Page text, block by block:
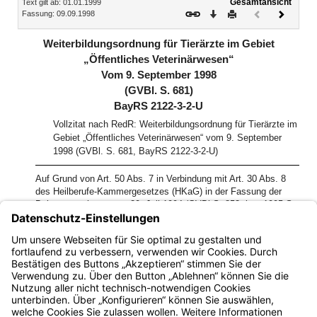
Text gilt ab: 01.01.1999
Fassung: 09.09.1998
Download
DruckenVorheriges
Weiterbildungsordnung für Tierärzte im Gebiet
„Öffentliches Veterinärwesen“
Vom 9. September 1998
(GVBl. S. 681)
BayRS 2122-3-2-U
Vollzitat nach RedR: Weiterbildungsordnung für Tierärzte im
Gebiet „Öffentliches Veterinärwesen“ vom 9. September
1998 (GVBl. S. 681, BayRS 2122-3-2-U)
Auf Grund von Art. 50 Abs. 7 in Verbindung mit Art. 30 Abs. 8
des Heilberufe-Kammergesetzes (HKaG) in der Fassung der
Bekanntmachung vom 20. Juli 1994 (GVBl S. 853, ber. 1995 S.
325, BayRS 2122-3-A), geändert durch Art. 11 des Gesetzes
Staatsministerium für Arbeit und Sozialordnung, Familie, Frauen
und Gesundheit folgende Verordnung:
Bayern.de